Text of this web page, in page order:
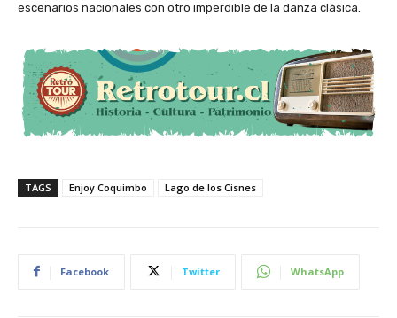
escenarios nacionales con otro imperdible de la danza clásica.
TAGS Enjoy Coquimbo Lago de los Cisnes
Facebook Twitter WhatsApp